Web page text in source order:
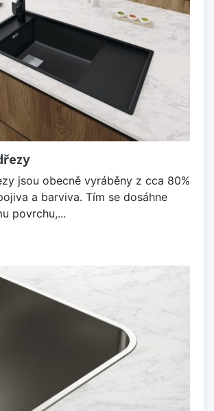
jsou obecně vyráběny z cca 80%
a barviva. Tím se dosáhne
povrchu,...